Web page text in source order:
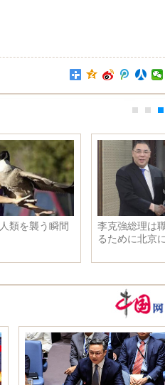
李克強総理は職務上の報告をす
るために北京に来た崔世安氏と